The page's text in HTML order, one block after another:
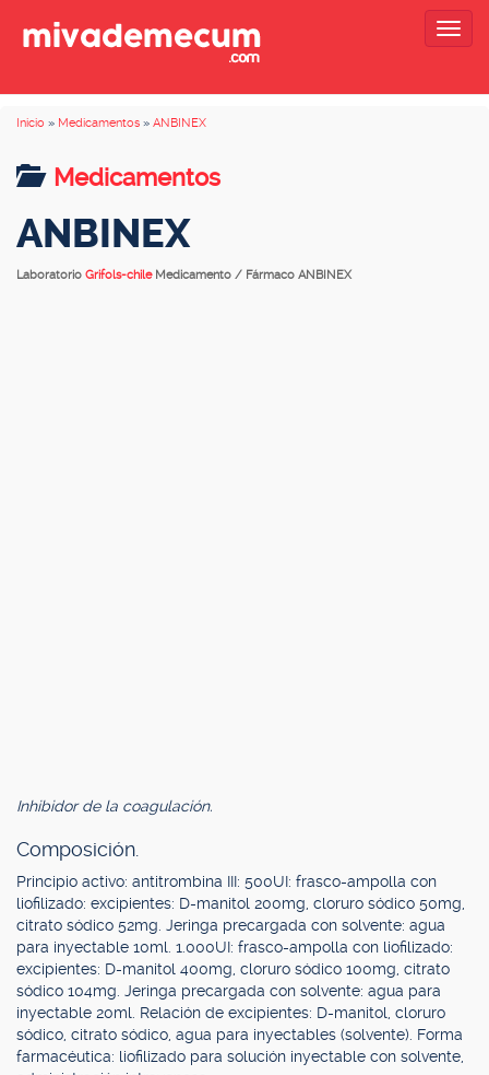
Inicio » Medicamentos » ANBINEX
Medicamentos
ANBINEX
Laboratorio Grifols-chile Medicamento / Fármaco ANBINEX
Inhibidor de la coagulación.
Composición.
Principio activo: antitrombina III: 500UI: frasco-ampolla con
liofilizado: excipientes: D-manitol 200mg, cloruro sódico 50mg,
citrato sódico 52mg. Jeringa precargada con solvente: agua
para inyectable 10ml. 1.000UI: frasco-ampolla con liofilizado:
excipientes: D-manitol 400mg, cloruro sódico 100mg, citrato
sódico 104mg. Jeringa precargada con solvente: agua para
inyectable 20ml. Relación de excipientes: D-manitol, cloruro
sódico, citrato sódico, agua para inyectables (solvente). Forma
farmacéutica: liofilizado para solución inyectable con solvente,